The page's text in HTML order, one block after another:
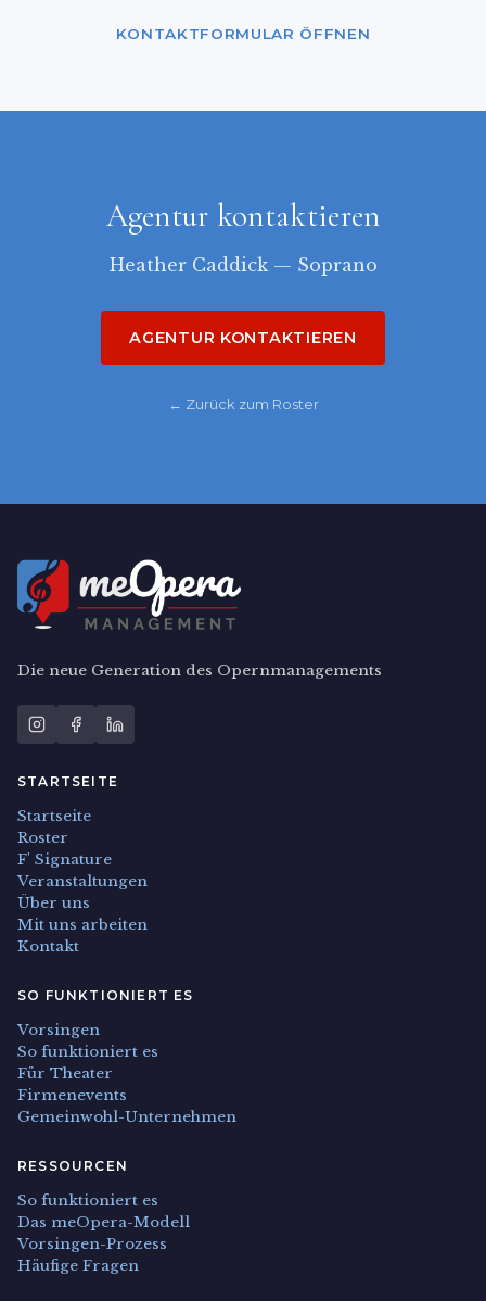
KONTAKTFORMULAR ÖFFNEN
Agentur kontaktieren
Heather Caddick — Soprano
AGENTUR KONTAKTIEREN
← Zurück zum Roster
Die neue Generation des Opernmanagements
STARTSEITE
Startseite
Roster
F' Signature
Veranstaltungen
Über uns
Mit uns arbeiten
Kontakt
SO FUNKTIONIERT ES
Vorsingen
So funktioniert es
Für Theater
Firmenevents
Gemeinwohl-Unternehmen
RESSOURCEN
So funktioniert es
Das meOpera-Modell
Vorsingen-Prozess
Häufige Fragen